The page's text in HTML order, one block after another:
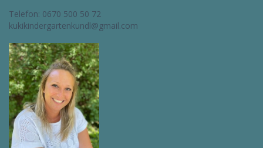
Telefon: 0670 500 50 72
kukikindergartenkundl@gmail.com